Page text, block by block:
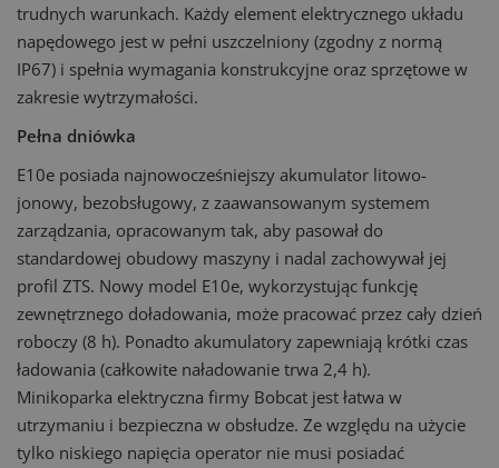
trudnych warunkach. Każdy element elektrycznego układu
napędowego jest w pełni uszczelniony (zgodny z normą
IP67) i spełnia wymagania konstrukcyjne oraz sprzętowe w
zakresie wytrzymałości.
Pełna dniówka
E10e posiada najnowocześniejszy akumulator litowo-
jonowy, bezobsługowy, z zaawansowanym systemem
zarządzania, opracowanym tak, aby pasował do
standardowej obudowy maszyny i nadal zachowywał jej
profil ZTS. Nowy model E10e, wykorzystując funkcję
zewnętrznego doładowania, może pracować przez cały dzień
roboczy (8 h). Ponadto akumulatory zapewniają krótki czas
ładowania (całkowite naładowanie trwa 2,4 h).
Minikoparka elektryczna firmy Bobcat jest łatwa w
utrzymaniu i bezpieczna w obsłudze. Ze względu na użycie
tylko niskiego napięcia operator nie musi posiadać